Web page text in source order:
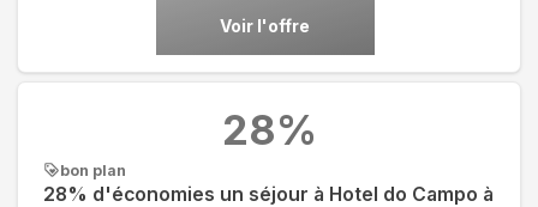
Voir l'offre
bon plan
28% d'économies un séjour à Hotel do Campo à
28%